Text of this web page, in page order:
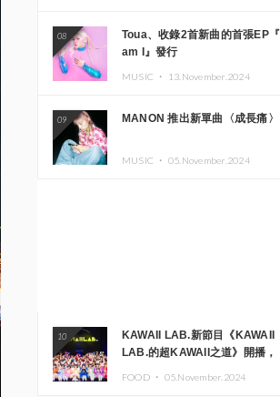
08
Toua、收錄2首新曲的首張EP『I
am I』發行
MUSIC ・ 13.November.2024
09 MANON 推出新單曲〈成長痛〉
MUSIC ・ 05.November.2024
10
KAWAII LAB.新節目《KAWAII
LAB.的超KAWAII之道》開播，
FOOD ・ 05.November.2024